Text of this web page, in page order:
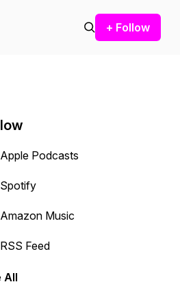
+ Follow
or backward.
Apple Podcasts
Spotify
Amazon Music
RSS Feed
All